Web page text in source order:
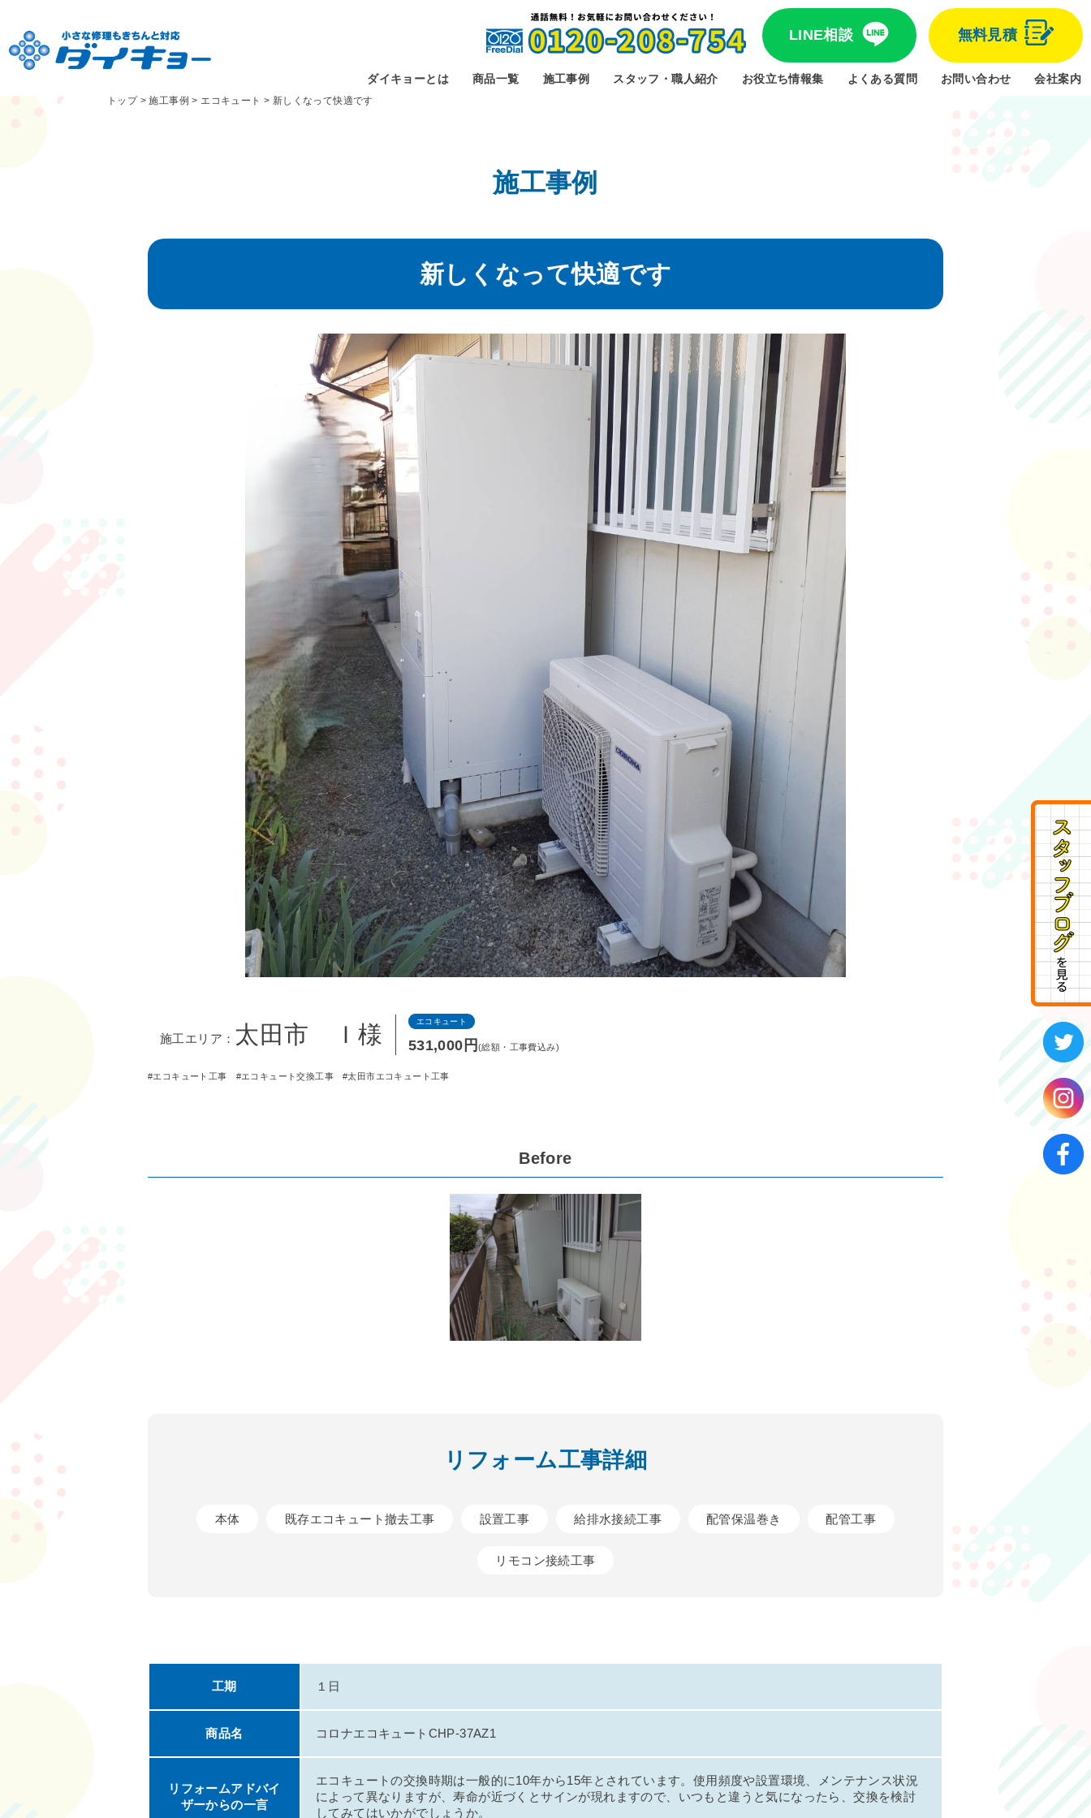
LINE相談 無料見積
ダイキョーとは 商品一覧 施工事例 スタッフ・職人紹介 お役立ち情報集 よくある質問 お問い合わせ 会社案内
トップ>施工事例 > エコキュート > 新しくなって快適です
施工事例
新しくなって快適です
施工エリア： 太田市 Ｉ様 エコキュート
531,000円(総額・工事費込み)
エコキュート工事 エコキュート交換工事 太田市エコキュート工事
Before
リフォーム工事詳細
本体 既存エコキュート撤去工事 設置工事 給排水接続工事 配管保温巻き 配管工事
リモコン接続工事
工期 １日
商品名 コロナエコキュートCHP-37AZ1
リフォームアドバイ
ザーからの一言
エコキュートの交換時期は一般的に10年から15年とされています。使用頻度や設置環境、メンテナンス状況
によって異なりますが、寿命が近づくとサインが現れますので、いつもと違うと気になったら、交換を検討
してみてはいかがでしょうか。